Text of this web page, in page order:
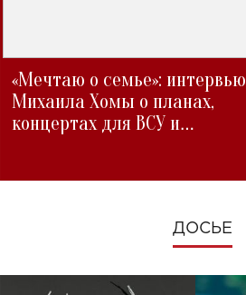
«Мечтаю о семье»: интервью
Михаила Хомы о планах,
концертах для ВСУ и
ДОСЬЕ